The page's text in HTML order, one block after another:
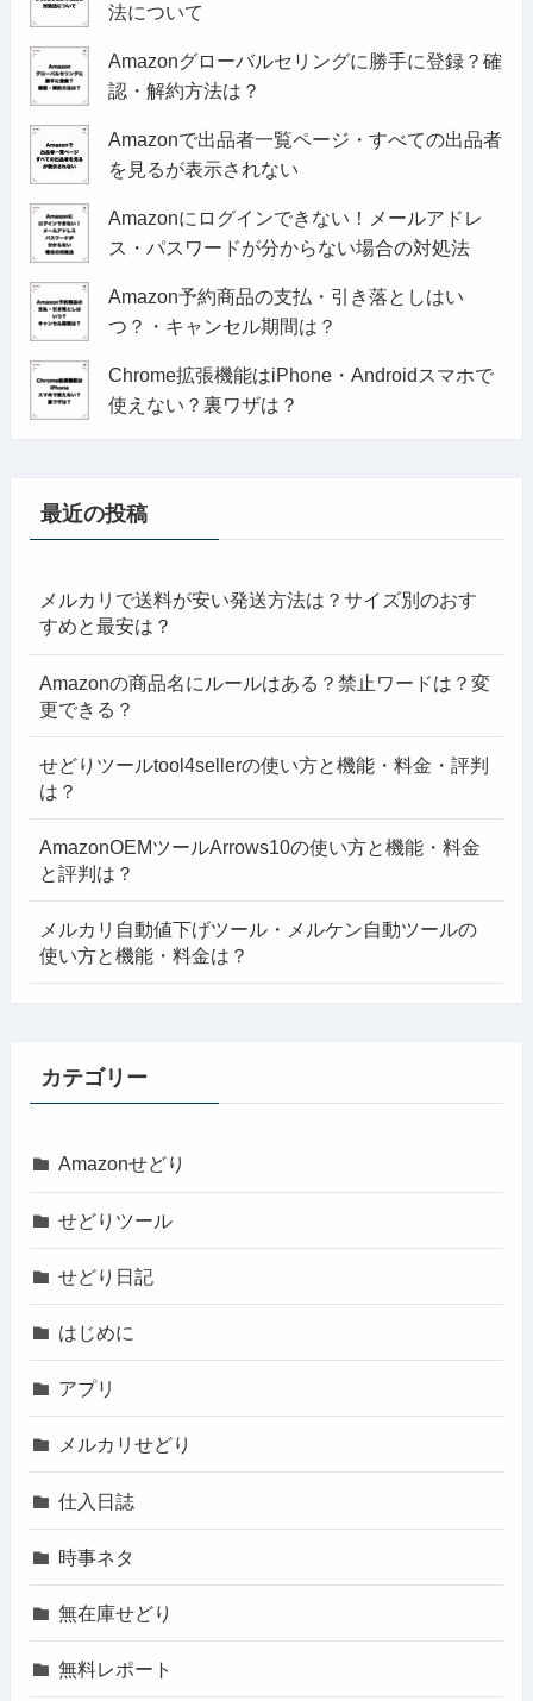
法について
Amazonグローバルセリングに勝手に登録？確
認・解約方法は？
Amazonで出品者一覧ページ・すべての出品者
を見るが表示されない
Amazonにログインできない！メールアドレ
ス・パスワードが分からない場合の対処法
Amazon予約商品の支払・引き落としはい
つ？・キャンセル期間は？
Chrome拡張機能はiPhone・Androidスマホで
使えない？裏ワザは？
最近の投稿
メルカリで送料が安い発送方法は？サイズ別のおす
すめと最安は？
Amazonの商品名にルールはある？禁止ワードは？変
更できる？
せどりツールtool4sellerの使い方と機能・料金・評判
は？
AmazonOEMツールArrows10の使い方と機能・料金
と評判は？
メルカリ自動値下げツール・メルケン自動ツールの
使い方と機能・料金は？
カテゴリー
Amazonせどり
せどりツール
せどり日記
はじめに
アプリ
メルカリせどり
仕入日誌
時事ネタ
無在庫せどり
無料レポート